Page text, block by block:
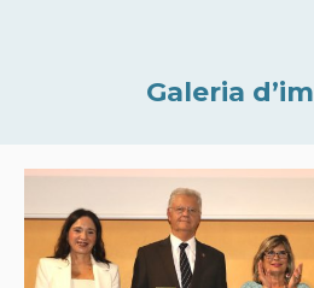
Galeria